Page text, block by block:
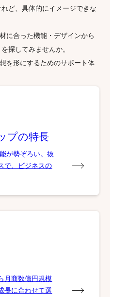
ど、具体的にイメージできな
に合った機能・デザインから
探してみませんか。
を形にするためのサポート体
プの特長
が勢ぞろい。抜
で、ビジネスの
月商数億円規模
長に合わせて選